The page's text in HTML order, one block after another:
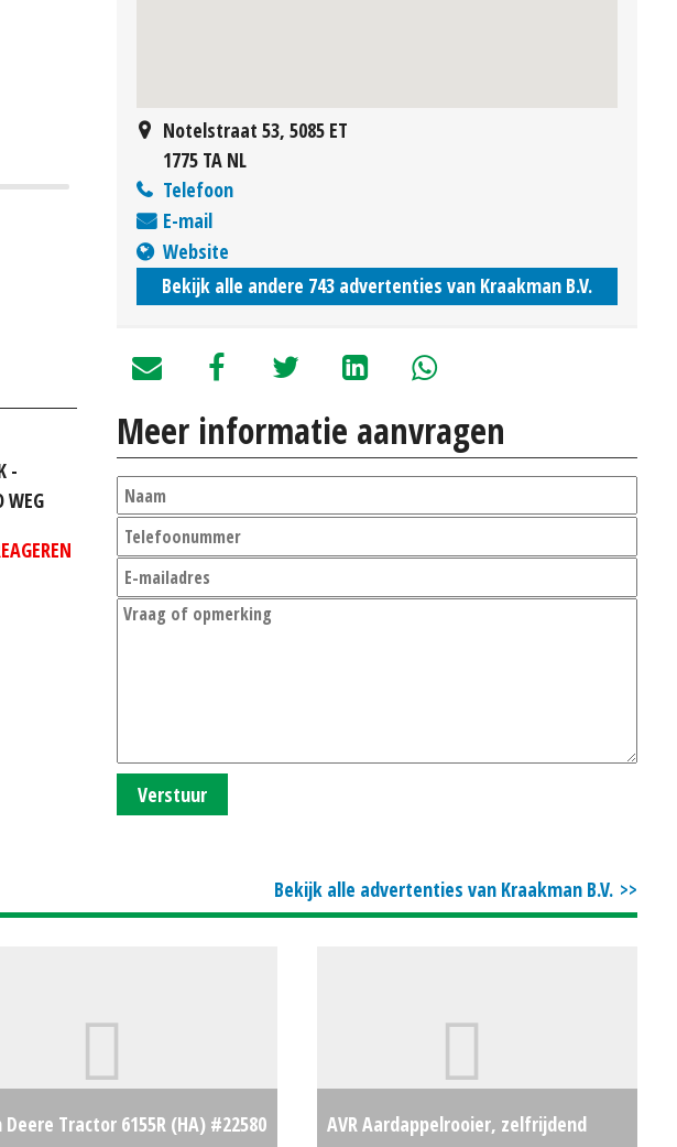
-
WEG
Notelstraat 53, 5085 ET
1775 TA NL
Telefoon
E-mail
Website
Bekijk alle andere 743 advertenties van Kraakman B.V.
Meer informatie aanvragen
Verstuur
Bekijk alle advertenties van Kraakman B.V.
Deere Tractor 6155R (HA) #22580
AVR Aardappelrooier, zelfrijdend